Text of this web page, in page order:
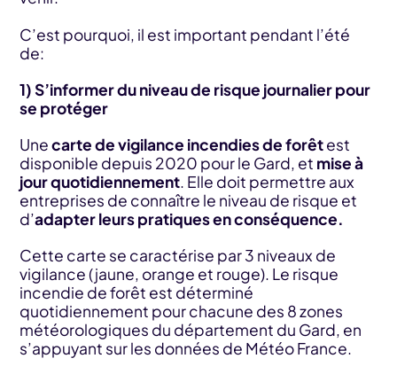
C’est pourquoi, il est important pendant l’été
de:
1) S’informer du niveau de risque journalier pour
se protéger
Unecarte de vigilance incendies de forêtest
disponible depuis 2020 pour le Gard, et mise à
jour quotidiennement. Elle doit permettre aux
entreprises de connaître le niveau de risque et
d’adapter leurs pratiques en conséquence.
Cette carte se caractérise par 3 niveaux de
vigilance (jaune, orange et rouge). Le risque
incendie de forêt est déterminé
quotidiennement pour chacune des 8 zones
météorologiques du département du Gard, en
s’appuyant sur les données de Météo France.